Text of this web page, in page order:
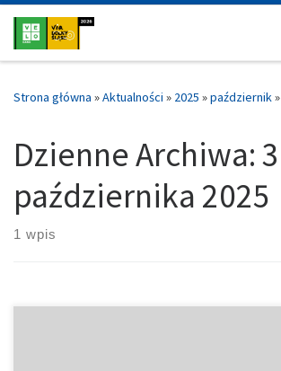
Przejdź do treści
Strona główna »Aktualności » 2025 »październik»
Dzienne Archiwa:3
października 2025
1 wpis